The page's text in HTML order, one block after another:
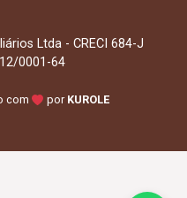
Ltda - CRECI 684-J
0001-64
com por KUROLE